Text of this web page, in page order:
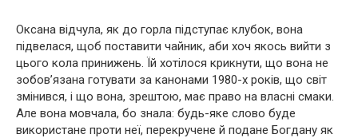
Оксана відчула, як до горла підступає клубок, вона
підвелася, щоб поставити чайник, аби хоч якось вийти з
цього кола принижень. Їй хотілося крикнути, що вона не
зобов’язана готувати за канонами 1980-х років, що світ
змінився, і що вона, зрештою, має право на власні смаки.
Але вона мовчала, бо знала: будь-яке слово буде
використане проти неї, перекручене й подане Богдану як